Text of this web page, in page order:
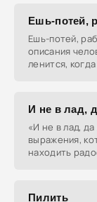
Ешь-потей,
Ешь-потей,
описания
ленится,
И не в лад,
«И не в лад,
выражения,
находить
Пилить